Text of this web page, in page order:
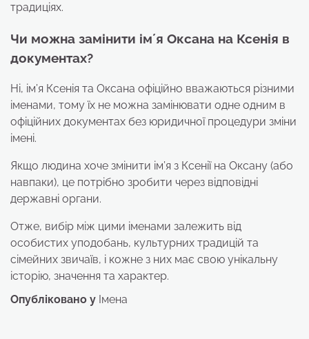
традиціях.
Чи можна замінити імʼя Оксана на Ксенія в
документах?
Ні, ім’я Ксенія та Оксана офіційно вважаються різними
іменами, тому їх не можна замінювати одне одним в
офіційних документах без юридичної процедури зміни
імені.
Якщо людина хоче змінити ім’я з Ксенії на Оксану (або
навпаки), це потрібно зробити через відповідні
державні органи.
Отже, вибір між цими іменами залежить від
особистих уподобань, культурних традицій та
сімейних звичаїв, і кожне з них має свою унікальну
історію, значення та характер.
Опубліковано у Імена